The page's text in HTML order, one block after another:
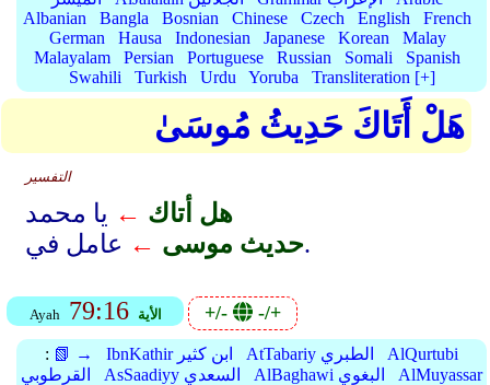
Albanian
Bangla Bosnian Chinese Czech English
French
German
Hausa Indonesian Japanese Korean
Malay
Malayalam
Persian Portuguese Russian Somali
Spanish
Swahili
Turkish Urdu Yoruba Transliteration [+]
هَلْ أَتَاكَ حَدِيثُ مُوسَىٰ
التفسير
هل أتاك ← يا محمد
حديث موسى ← عامل في.
Ayah 79:16 الأية +/- -/+
: 📗 → IbnKathir ابن كثير AtTabariy الطبري
AlQurtubi
القرطوبي
AsSaadiyy السعدي AlBaghawi البغوي
AlMuyassar